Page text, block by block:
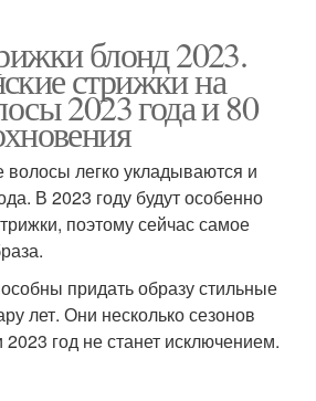
блонд 2023.
стрижки на
2023 года и 80
волосы легко укладываются и
В 2023 году будут особенно
поэтому сейчас самое
придать образу стильные
лет. Они несколько сезонов
год не станет исключением.